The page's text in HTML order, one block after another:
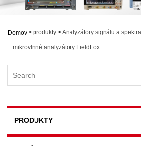
Domov> produkty >Analyzátory signálu a spektra
mikrovlnné analyzátory FieldFox
PRODUKTY